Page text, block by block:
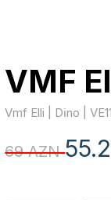
VMF
Vmf Elli | Di̇no |
69 AZN